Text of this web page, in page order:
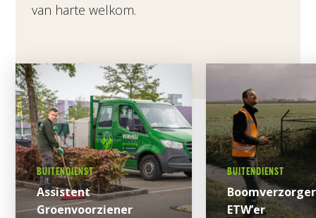
van harte welkom.
BUITENDIENST
Assistent
Groenvoorziener
BUITENDIENST
ETW’er